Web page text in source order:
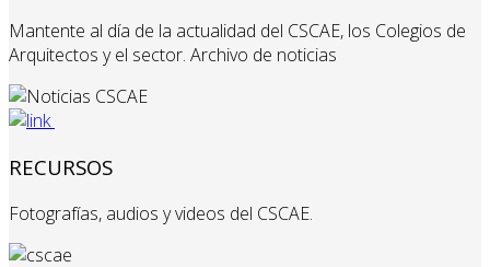
Mantente al día de la actualidad del CSCAE, los Colegios de
Arquitectos y el sector. Archivo de noticias
RECURSOS
Fotografías, audios y videos del CSCAE.